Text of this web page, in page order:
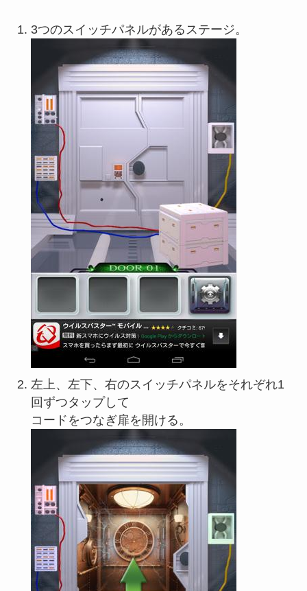
3つのスイッチパネルがあるステージ。
左上、左下、右のスイッチパネルをそれぞれ1
回ずつタップして
コードをつなぎ扉を開ける。